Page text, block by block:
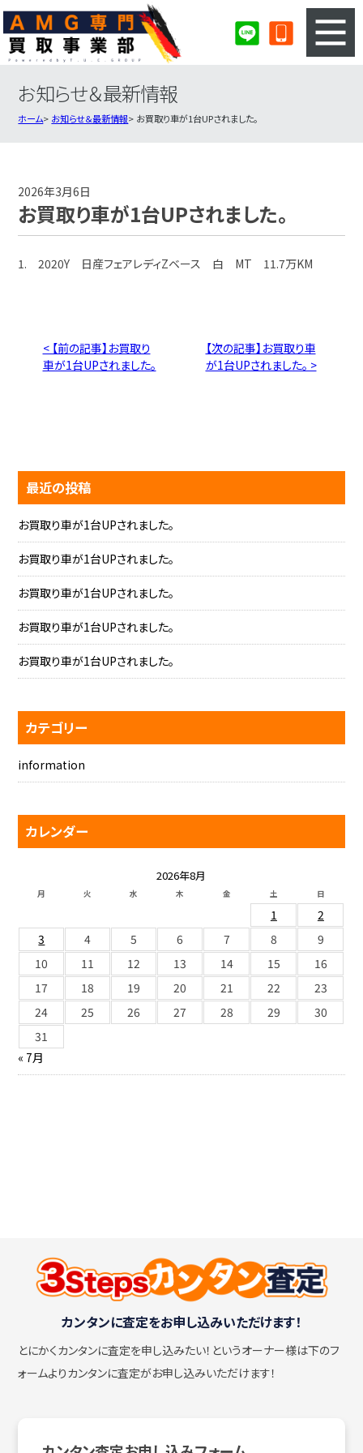
3ステップのカンタン査定
AMG買取実績
お知らせ＆最新情報
ホーム お知らせ＆最新情報 お買取り車が1台UPされました。
2026年3月6日
お買取り車が1台UPされました。
1. 2020Y 日産フェアレディZベース 白 MT 11.7万KM
< 【前の記事】お買取り
車が1台UPされました。
【次の記事】お買取り車
が1台UPされました。 >
最近の投稿
お買取り車が1台UPされました。
お買取り車が1台UPされました。
お買取り車が1台UPされました。
お買取り車が1台UPされました。
お買取り車が1台UPされました。
カテゴリー
information
カレンダー
2026年8月
月 火 水 木 金 土 日
1
2
3
4 5 6 7 8
9
10
11 12 13 14 15
16
17
18 19 20 21 22
23
24
25 26 27 28 29
30
31
« 7月
カンタンに査定をお申し込みいただけます！
とにかくカンタンに査定を申し込みたい！ というオーナー様は下のフ
ォームよりカンタンに査定がお申し込みいただけます！